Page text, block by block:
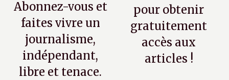
Abonnez-vous et
faites vivre un
journalisme,
indépendant,
libre et tenace.
pour obtenir
gratuitement
accès aux
articles !